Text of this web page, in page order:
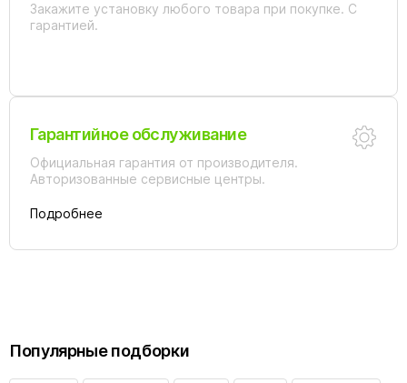
Закажите установку любого товара при покупке. С
гарантией.
Гарантийное обслуживание
Официальная гарантия от производителя.
Авторизованные сервисные центры.
Подробнее
Популярные подборки